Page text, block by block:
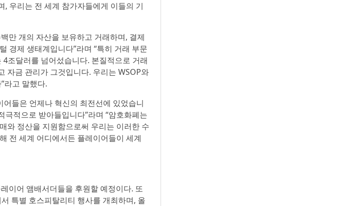
우리는 전 세계 참가자들에게 이들의 기
만 개의 자산을 보유하고 거래하며, 결제
경제 생태계입니다”라며 “특히 거래 부문
조달러를 넘어섰습니다. 본질적으로 거래
자금 관리가 그것입니다. 우리는 WSOP와
라고 말했다.
들은 언제나 혁신의 최전선에 있었습니
적으로 받아들입니다”라며 “암호화폐는
와 정산을 지원함으로써 우리는 이러한 수
전 세계 어디에서든 플레이어들이 세계
이어 앰배서더들을 후원할 예정이다. 또
특별 호스피탈리티 행사를 개최하며, 올